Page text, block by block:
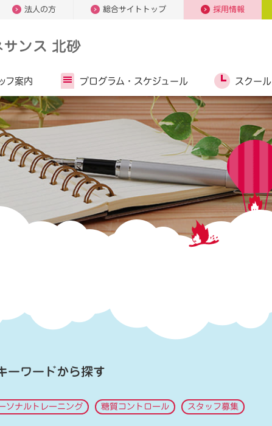
法人の方 総合サイトトップ 採用情報
ンス 北砂
フ案内 プログラム・ スケジュール スクール
ーワードから探す
ソナルトレーニング 糖質コントロール スタッフ募集